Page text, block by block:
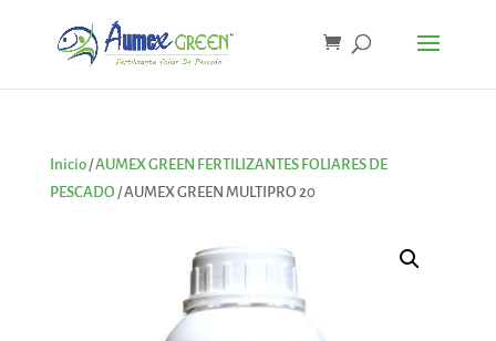
Inicio/AUMEX GREEN FERTILIZANTES FOLIARES DE
PESCADO / AUMEX GREEN MULTIPRO 20